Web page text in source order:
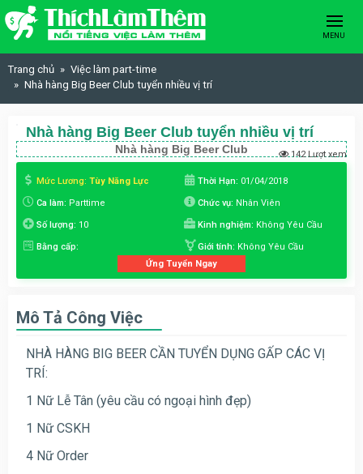
Skip to content
MENU
Trang chủ
Việc làm part-time
Nhà hàng Big Beer Club tuyển nhiều vị trí
Nhà hàng Big Beer Club tuyển nhiều vị trí
Nhà hàng Big Beer Club 142 Lượt xem
Mức Lương: Tùy Năng Lực Thời Hạn: 01/04/2018
Ca làm: Parttime Chức vụ: Nhân Viên
Số lượng: 10 Kinh nghiệm: Không Yêu Cầu
Bằng cấp: Giới tính: Không Yêu Cầu
Ứng Tuyển Ngay
Mô Tả Công Việc
NHÀ HÀNG BIG BEER CẦN TUYỂN DỤNG GẤP CÁC VỊ
TRÍ:
1 Nữ Lễ Tân (yêu cầu có ngoại hình đẹp)
1 Nữ CSKH
4 Nữ Order